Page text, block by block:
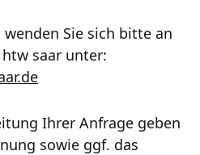
Sie sich bitte an
saar unter:
.de
Ihrer Anfrage geben
sowie ggf. das